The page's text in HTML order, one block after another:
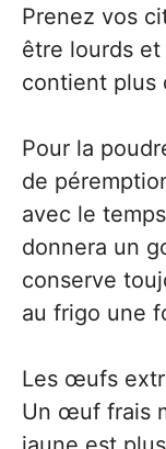
Prenez vos
être lourds
contient plus
Pour la
de
avec le
donnera un
conserve
au frigo une
Les œufs
Un œuf frais